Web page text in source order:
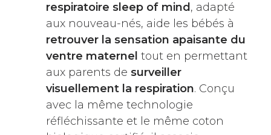
respiratoire sleep of mind , adapté
aux nouveau-nés, aide les bébés à
retrouver la sensation apaisante du
ventre maternel tout en permettant
aux parents de surveiller
visuellement la respiration. Conçu
avec la même technologie
réfléchissante et le même coton